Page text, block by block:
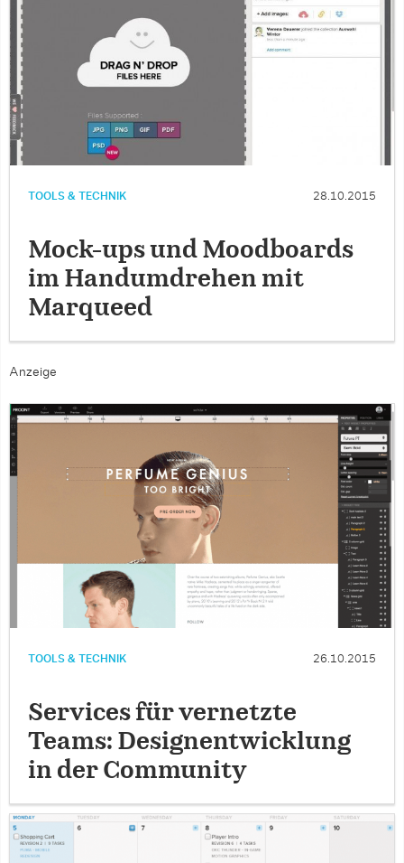
TOOLS & TECHNIK 28.10.2015
Mock-ups und Moodboards
im Handumdrehen mit
Marqueed
Anzeige
TOOLS & TECHNIK 26.10.2015
Services für vernetzte
Teams: Designentwicklung
in der Community